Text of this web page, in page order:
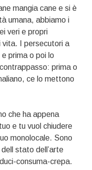
mangia cane e si è
umana, abbiamo i
veri e propri
I persecutori a
prima o poi lo
prima o
ce lo mettono
che ha appena
e tu vuol chiudere
monolocale. Sono
stato dell’arte
consuma-crepa.